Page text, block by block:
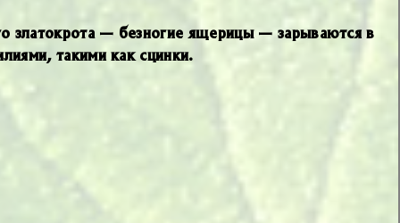
златокрота — безногие ящерицы — зарываются в
такими как сцинки.